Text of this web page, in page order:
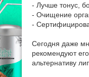
- Лучше тонус,
- Очищение
-
Сегодня даже
рекомендуют
альтернативу